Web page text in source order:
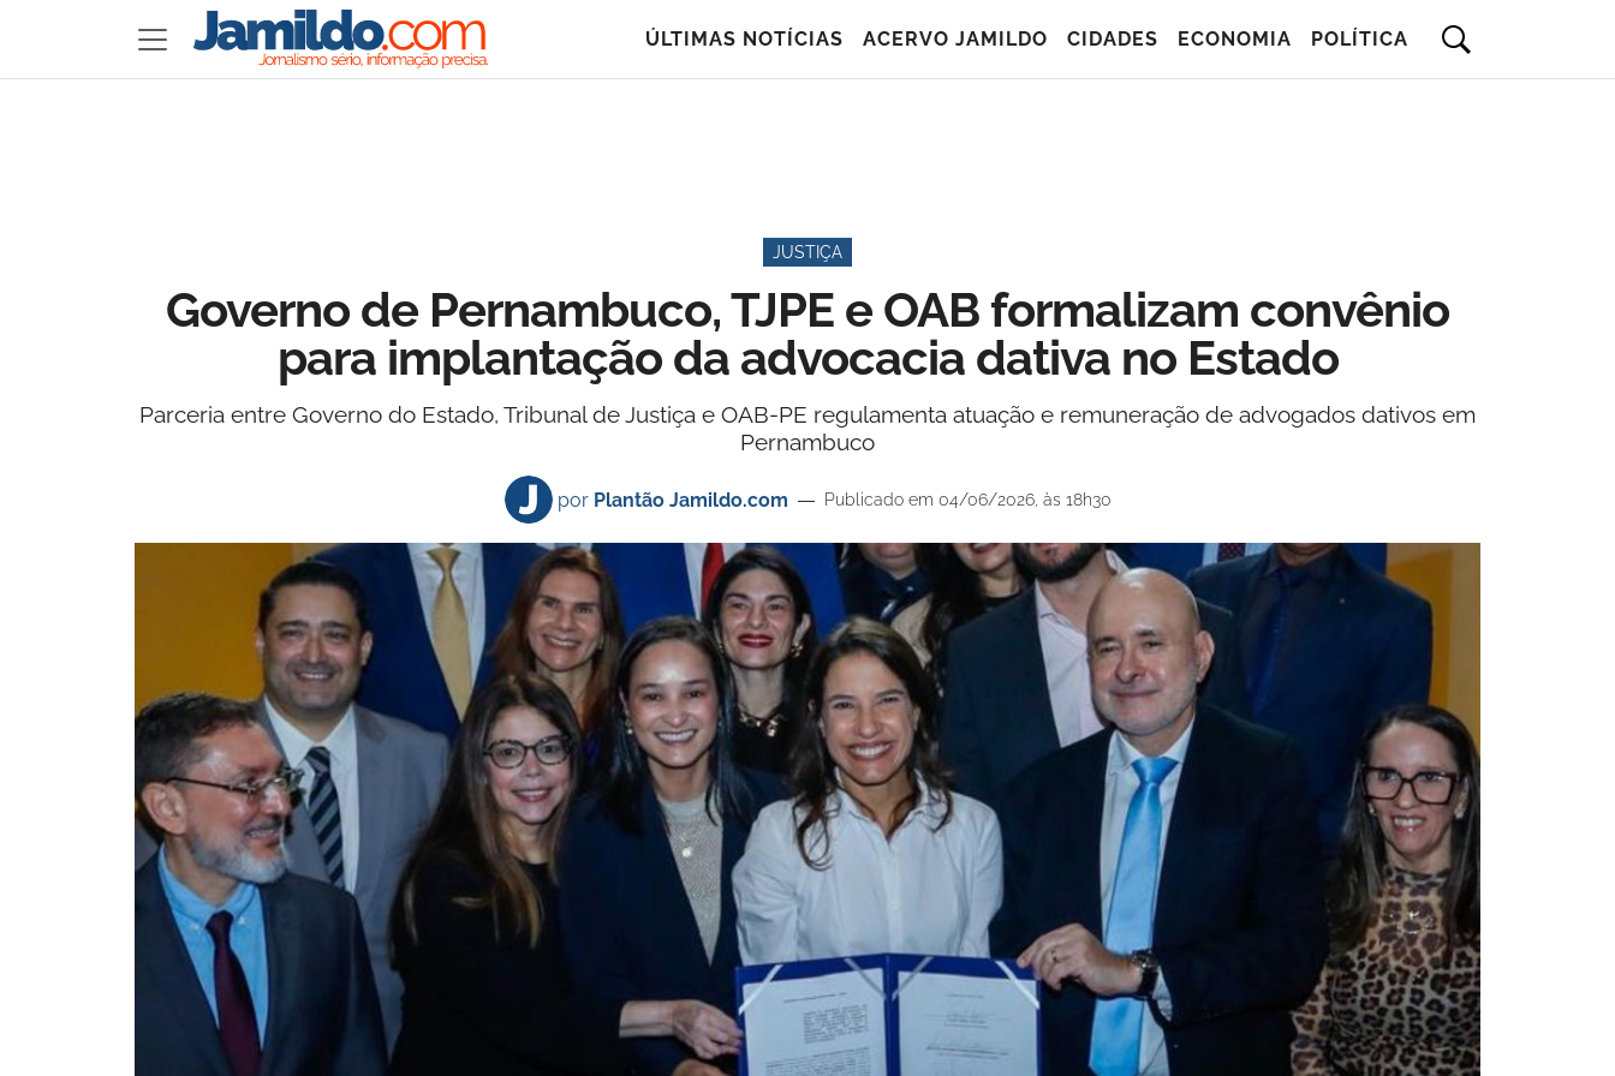
ÚLTIMAS NOTÍCIAS ACERVO JAMILDO CIDADES ECONOMIA POLÍTICA
JUSTIÇA
Governo de Pernambuco, TJPE e OAB formalizam convênio
para implantação da advocacia dativa no Estado
Parceria entre Governo do Estado, Tribunal de Justiça e OAB-PE regulamenta atuação e remuneração de advogados dativos em
Pernambuco
por Plantão Jamildo.com Publicado em 04/06/2026, às 18h30